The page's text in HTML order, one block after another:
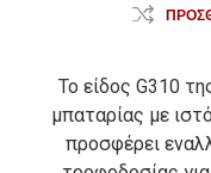
Το είδος G310
μπαταρίας με
προσφέρει